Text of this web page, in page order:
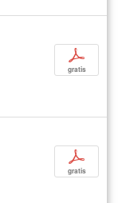
p
gratis
p
gratis